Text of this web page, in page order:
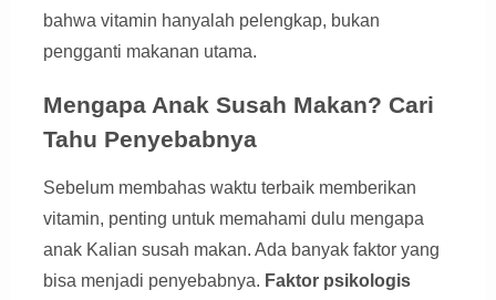
bahwa vitamin hanyalah pelengkap, bukan
pengganti makanan utama.
Mengapa Anak Susah Makan? Cari
Tahu Penyebabnya
Sebelum membahas waktu terbaik memberikan
vitamin, penting untuk memahami dulu mengapa
anak Kalian susah makan. Ada banyak faktor yang
bisa menjadi penyebabnya. Faktor psikologis